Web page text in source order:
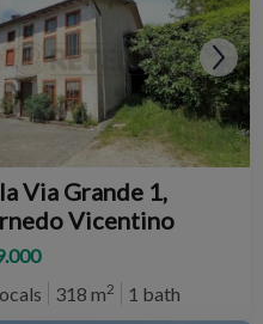
Via Grande 1,
Vicentino
318 m2 1 bath